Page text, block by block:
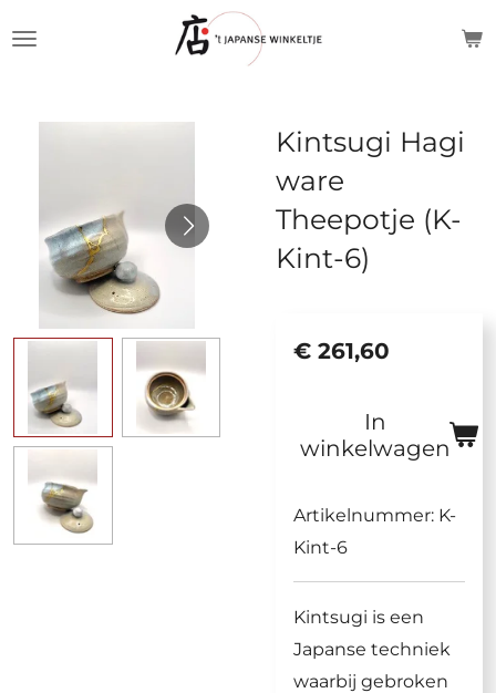
Kintsugi Hagi
ware
Theepotje (K-
Kint-6)
€ 261,60
In
winkelwagen
Artikelnummer: K-
Kint-6
Kintsugi is een
Japanse techniek
waarbij gebroken